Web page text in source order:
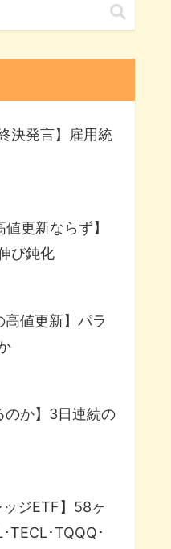
決発言】雇用統
更新ならず】
び鈍化
高値更新】パラ
のか】3日連続の
ッジETF】58ヶ
TECL･TQQQ･